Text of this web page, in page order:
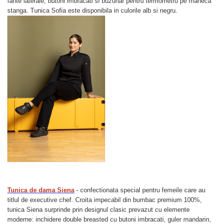
stanga. Tunica Sofia este disponibila in culorile alb si negru.
Tunica de dama Siena- confectionata special pentru femeile care au
titlul de executive chef. Croita impecabil din bumbac premium 100%,
tunica Siena surprinde prin designul clasic prevazut cu elemente
moderne: inchidere double breasted cu butoni imbracati, guler mandarin,